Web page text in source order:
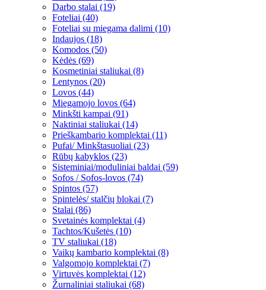
Darbo stalai (19)
Foteliai (40)
Foteliai su miegama dalimi (10)
Indaujos (18)
Komodos (50)
Kėdės (69)
Kosmetiniai staliukai (8)
Lentynos (20)
Lovos (44)
Miegamojo lovos (64)
Minkšti kampai (91)
Naktiniai staliukai (14)
Prieškambario komplektai (11)
Pufai/ Minkštasuoliai (23)
Rūbų kabyklos (23)
Sisteminiai/moduliniai baldai (59)
Sofos / Sofos-lovos (74)
Spintos (57)
Spintelės/ stalčių blokai (7)
Stalai (86)
Svetainės komplektai (4)
Tachtos/Kušetės (10)
TV staliukai (18)
Vaikų kambario komplektai (8)
Valgomojo komplektai (7)
Virtuvės komplektai (12)
Žurnaliniai staliukai (68)